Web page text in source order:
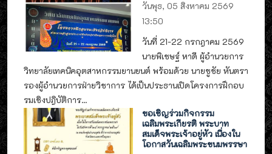
วันพุธ, 05 สิงหาคม 2569
13:50
วันที่ 21-22 กรกฎาคม 2569
นายพิเชษฐ์ หาดี ผู้อำนวยการ
วิทยาลัยเทคนิคอุตสาหกรรมยานยนต์ พร้อมด้วย นายชูชัย หันตรา
รองผู้อำนวยการฝ่ายวิชาการ ได้เป็นประธานเปิดโครงการฝึกอบ
รมเชิงปฎิบัติการ...
ขอเชิญร่วมกิจกรรม
เฉลิมพระเกียรติ พระบาท
สมเด็จพระเจ้าอยู่หัว เนื่องใน
โอกาสวันเฉลิมพระชนมพรรษา